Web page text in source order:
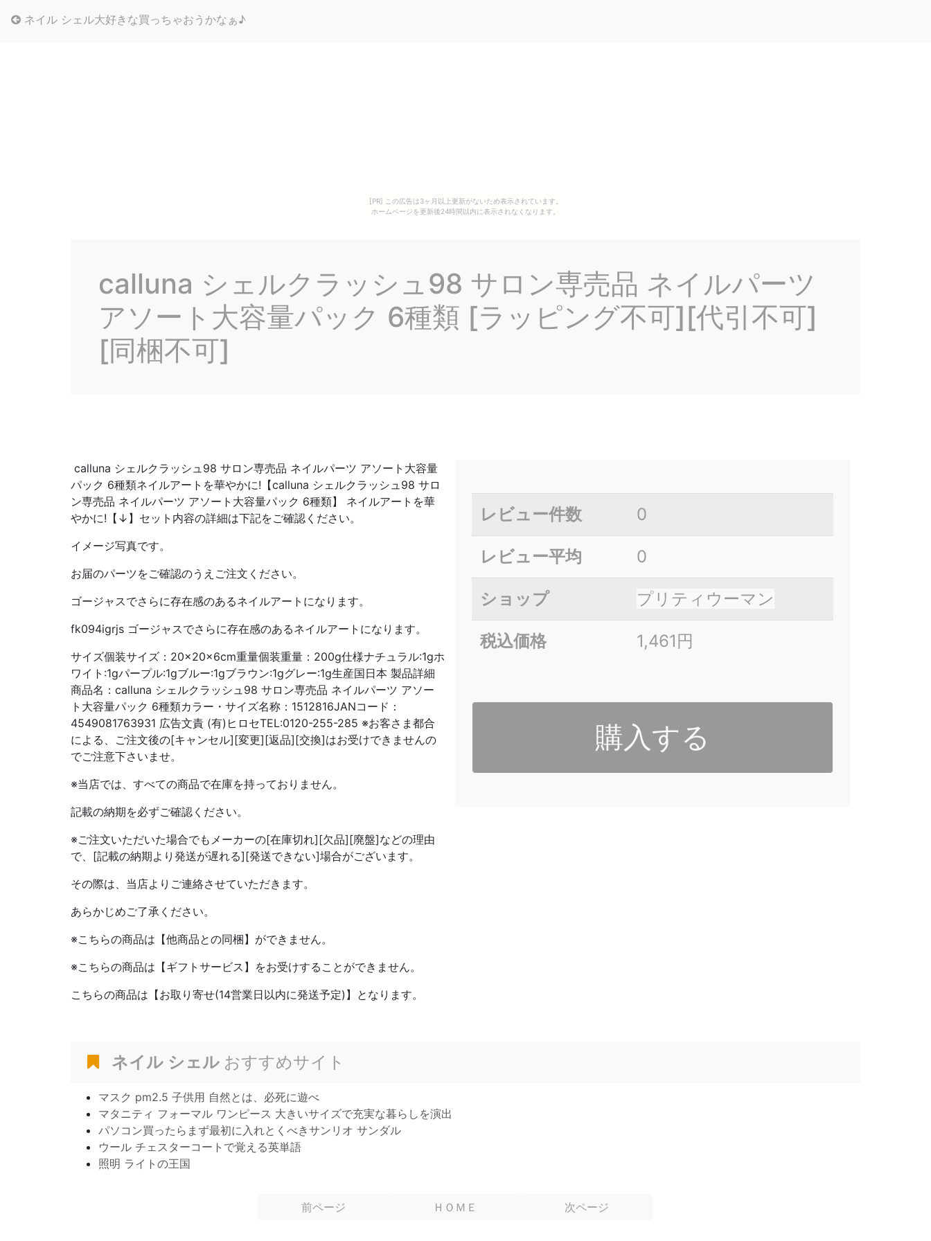
[PR] この広告は3ヶ月以上更新がないため表示されています。
ホームページを更新後24時間以内に表示されなくなります。
ネイル シェル大好きな買っちゃおうかなぁ♪
calluna シェルクラッシュ98 サロン専売品 ネイルパーツ
アソート大容量パック 6種類 [ラッピング不可][代引不可]
[同梱不可]
calluna シェルクラッシュ98 サロン専売品 ネイルパーツ アソート大容量
パック 6種類ネイルアートを華やかに!【calluna シェルクラッシュ98 サロ
ン専売品 ネイルパーツ アソート大容量パック 6種類】 ネイルアートを華
やかに!【↓】セット内容の詳細は下記をご確認ください。
イメージ写真です。
お届のパーツをご確認のうえご注文ください。
ゴージャスでさらに存在感のあるネイルアートになります。
fk094igrjs ゴージャスでさらに存在感のあるネイルアートになります。
サイズ個装サイズ：20×20×6cm重量個装重量：200g仕様ナチュラル:1gホ
ワイト:1gパープル:1gブルー:1gブラウン:1gグレー:1g生産国日本 製品詳細
商品名：calluna シェルクラッシュ98 サロン専売品 ネイルパーツ アソー
ト大容量パック 6種類カラー・サイズ名称：1512816JANコード：
4549081763931 広告文責 (有)ヒロセTEL:0120-255-285 ※お客さま都合
による、ご注文後の[キャンセル][変更][返品][交換]はお受けできませんの
でご注意下さいませ。
※当店では、すべての商品で在庫を持っておりません。
記載の納期を必ずご確認ください。
※ご注文いただいた場合でもメーカーの[在庫切れ][欠品][廃盤]などの理由
で、[記載の納期より発送が遅れる][発送できない]場合がございます。
その際は、当店よりご連絡させていただきます。
あらかじめご了承ください。
※こちらの商品は【他商品との同梱】ができません。
※こちらの商品は【ギフトサービス】をお受けすることができません。
こちらの商品は【お取り寄せ(14営業日以内に発送予定)】となります。
レビュー件数 0
レビュー平均 0
ショップ プリティウーマン
税込価格 1,461円
購入する
ネイル シェル おすすめサイト
マスク pm2.5 子供用 自然とは、必死に遊べ
マタニティ フォーマル ワンピース 大きいサイズで充実な暮らしを演出
パソコン買ったらまず最初に入れとくべきサンリオ サンダル
ウール チェスターコートで覚える英単語
照明 ライトの王国
前ページ ＨＯＭＥ 次ページ